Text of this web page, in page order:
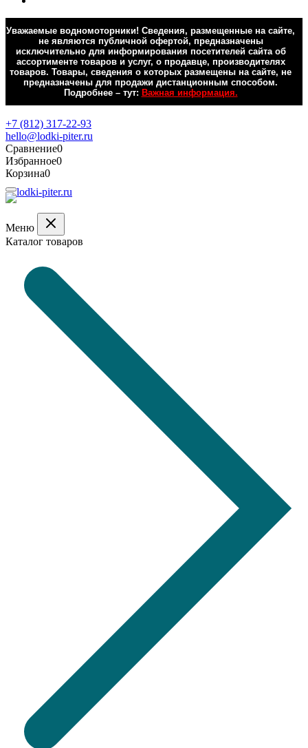
Уважаемые водномоторники! Сведения, размещенные на сайте,
не являются публичной офертой, предназначены
исключительно для информирования посетителей сайта об
ассортименте товаров и услуг, о продавце, производителях
товаров. Товары, сведения о которых размещены на сайте, не
предназначены для продажи дистанционным способом.
Подробнее – тут: Важная информация.
+7 (812) 317-22-93
hello@lodki-piter.ru
Сравнение0
Избранное0
Корзина0
Меню
Каталог товаров